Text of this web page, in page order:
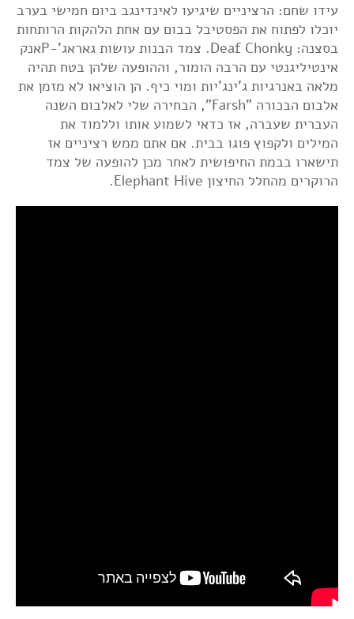
עידו שחם: הרציניים שיגיעו לאינדינגב ביום חמישי בערב
יוכלו לפתוח את הפסטיבל בבום עם אחת הלהקות הרותחות
בסצנה: Deaf Chonky. צמד הבנות עושות גאראג'-Pאנק
אינטיליגנטי עם הרבה הומור, וההופעה שלהן בטח תהיה
מלאה באנרגיות ג'ינג'יות ומוי כיף. הן הוציאו לא מזמן את
אלבום הבכורה "Farsh", הבחירה שלי לאלבום השנה
העברית שעברה, אז כדאי לשמוע אותו וללמוד את
המילים ולקפוץ פוגו בבית. אם אתם ממש רציניים אז
תישארו בבמת החיפושית לאחר מכן להופעה של צמד
הרוקרים מהחלל החיצון Elephant Hive.